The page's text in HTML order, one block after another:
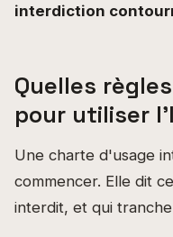
interdiction
Quelles
pour utiliser
Une charte d'usage
commencer. Elle dit
interdit, et qui